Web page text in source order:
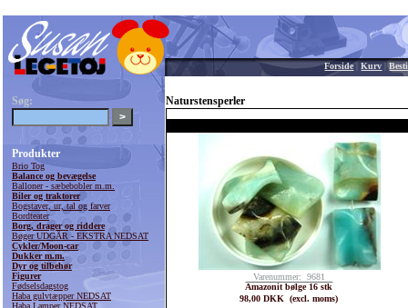
Forside|Kurv |
Søg:
Produkter
Brio Tog
Balance og bevægelse
Balloner - sæbebobler m.m.
Biler og traktorer
Bogstaver, ur, tal og farver
Bordteater
Borg, drager og riddere
Bøger UDGÅR - EKSTRA NEDSAT
Cykler/Moon-car
Dukker m.m.
Dyr og tilbehør
Figurer
Fødselsdagstog
Haba gulvtæpper NEDSAT
Haba Lamper NEDSAT
Naturstensperler
Varenummer: 9681
Amazonit bølge 16 stk
98,00 DKK (excl. moms)